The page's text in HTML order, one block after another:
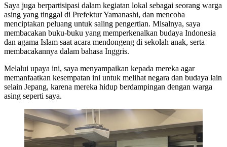
Saya juga berpartisipasi dalam kegiatan lokal sebagai seorang warga
asing yang tinggal di Prefektur Yamanashi, dan mencoba
menciptakan peluang untuk saling pengertian. Misalnya, saya
membacakan buku-buku yang memperkenalkan budaya Indonesia
dan agama Islam saat acara mendongeng di sekolah anak, serta
membacakannya dalam bahasa Inggris.
Melalui upaya ini, saya menyampaikan kepada mereka agar
memanfaatkan kesempatan ini untuk melihat negara dan budaya lain
selain Jepang, karena mereka hidup berdampingan dengan warga
asing seperti saya.